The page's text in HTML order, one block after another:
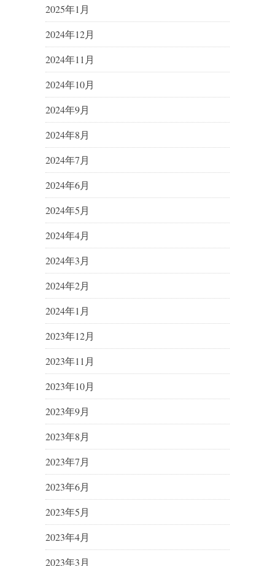
2025年1月
2024年12月
2024年11月
2024年10月
2024年9月
2024年8月
2024年7月
2024年6月
2024年5月
2024年4月
2024年3月
2024年2月
2024年1月
2023年12月
2023年11月
2023年10月
2023年9月
2023年8月
2023年7月
2023年6月
2023年5月
2023年4月
2023年3月